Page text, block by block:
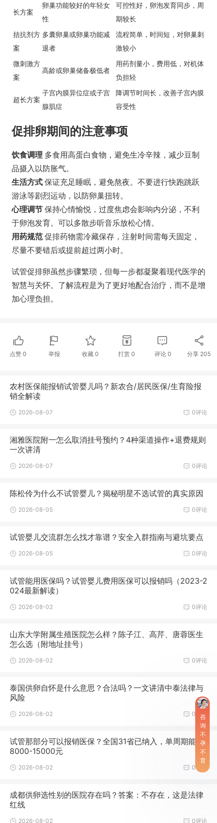
长方案
卵巢功能较好的年轻女
性
可控性好，卵泡发育同步，周
期较长
拮抗剂方
案
多囊卵巢或卵巢功能减
退者
流程简单，时间短，对卵巢刺
激较小
微刺激方
案
高龄或卵巢储备极低者
用药剂量小，费用低，对机体
负担轻
超长方案
子宫内膜异位症或子宫
腺肌症
降调节时间长，改善子宫内膜
容受性
促排卵期间的注意事项
饮食调理 多食用高蛋白食物，避免生冷辛辣，减少豆制
品摄入以防胀气。
生活方式 保证充足睡眠，避免熬夜。不要进行快跑跳跃
游泳等剧烈运动，以防卵巢扭转。
心理调节 保持心情愉悦，过度焦虑会影响内分泌，不利
于卵泡发育。可以多散步听音乐放松心情。
用药规范促排药物需冷藏保存，注射时间需每天固定，
尽量不要错后或提前超过两小时。
试管促排卵虽然步骤繁琐，但每一步都凝聚着现代医学的
智慧与关怀。了解流程是为了更好地配合治疗，而不是增
加心理负担。
点赞 0 举报 收藏0 打赏 0 评论 0 分享 205
农村医保能报销试管婴儿吗？新农合/居民医保/生育险报
销全解读
0评论
2026-08-07
湘雅医院附一怎么取消挂号预约？4种渠道操作+退费规则
一次讲清
0评论
2026-08-07
陈松伶为什么不试管婴儿？揭秘明星不选试管的真实原因
0评论
2026-08-05
试管婴儿交流群怎么找才靠谱？安全入群指南与避坑要点
0评论
2026-08-05
试管能用医保吗？试管婴儿费用医保可以报销吗（2023-2
024最新解读）
0评论
2026-08-02
山东大学附属生殖医院怎么样？陈子江、高芹、唐蓉医生
怎么选（附地址挂号）
0评论
2026-08-02
泰国供卵自怀是什么意思？合法吗？一文讲清中泰法律与
风险
0评论
2026-08-02
试管那部分可以报销医保？全国31省已纳入，单周期能报
8000-15000元
0评论
2026-08-02
成都供卵选性别的医院存在吗？答案：不存在，这是法律
红线
0评论
2026-08-02
咨
询
不
孕
不
育